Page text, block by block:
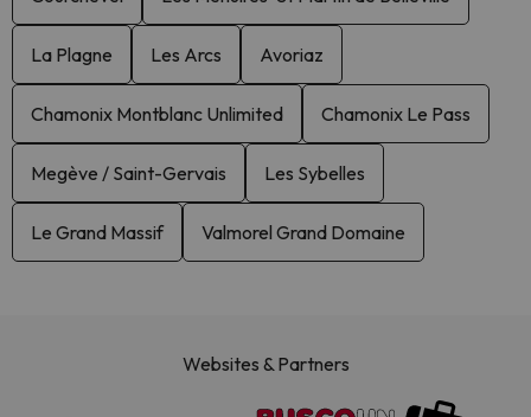
La Plagne Les Arcs Avoriaz
Chamonix Montblanc Unlimited Chamonix Le Pass
Megève / Saint-Gervais Les Sybelles
Le Grand Massif Valmorel Grand Domaine
Websites & Partners